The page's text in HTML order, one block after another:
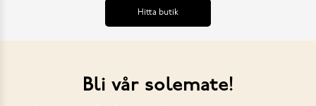
Hitta butik
Bli vår solemate!